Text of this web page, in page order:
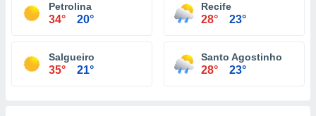
Petrolina
34° 20°
Recife
28° 23°
Salgueiro
35° 21°
Santo Agostinho
28° 23°